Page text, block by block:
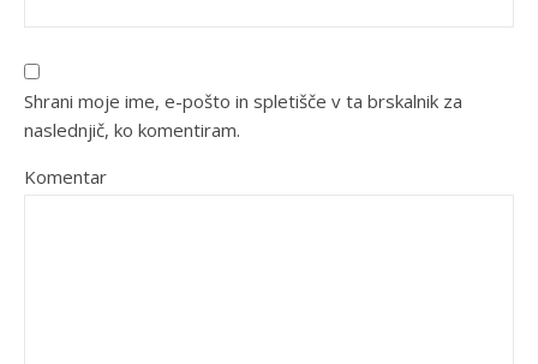
Shrani moje ime, e-pošto in spletišče v ta brskalnik za
naslednjič, ko komentiram.
Komentar